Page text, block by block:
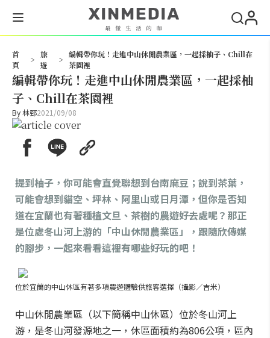
首
頁
>
旅
遊
>
編輯帶你玩！走進中山休閒農業區，一起採柚子、Chill在
茶園裡
編輯帶你玩！走進中山休閒農業區，一起採柚
子、Chill在茶園裡
By林郅2021/09/08
提到柚子，你可能會直覺聯想到台南麻豆；說到茶葉，
可能會想到貓空、坪林、阿里山或日月潭，但你是否知
道在宜蘭也有著種植文旦、茶樹的農遊好去處呢？那正
是位處冬山河上游的「中山休閒農業區」，跟隨欣傳媒
的腳步，一起來看看這裡有哪些好玩的吧！
位於宜蘭的中山休區有著多項農遊體驗供旅客選擇（攝影／吉米）
中山休閒農業區（以下簡稱中山休區）位於冬山河上
游，是冬山河發源地之一，休區面積約為806公項，區內